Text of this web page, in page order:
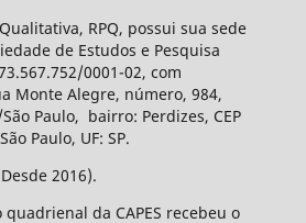
RPQ, possui sua sede
de Estudos e Pesquisa
0001-02, com
Monte Alegre, número, 984,
Paulo, bairro: Perdizes, CEP
Paulo, UF: SP.
2016).
da CAPES recebeu o